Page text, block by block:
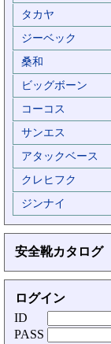
タカヤ
ジーベック
桑和
ビッグボーン
コーコス
サンエス
アタックベース
クレヒフク
ジンナイ
安全靴カタログ
ログイン
ID
PASS